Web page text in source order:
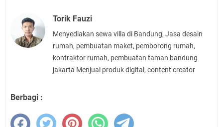
Torik Fauzi
Menyediakan sewa villa di Bandung, Jasa desain
rumah, pembuatan maket, pemborong rumah,
kontraktor rumah, pembuatan taman bandung
jakarta Menjual produk digital, content creator
Berbagi :